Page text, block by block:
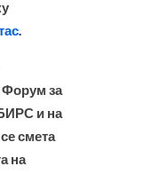
.
Форум за
и на
смета
на